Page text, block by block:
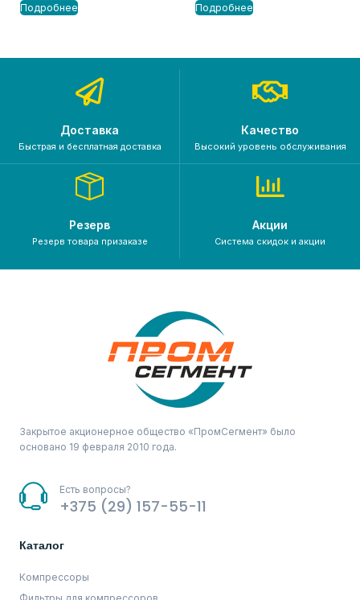
Подробнее Подробнее
Доставка
Быстрая и бесплатная доставка
Качество
Высокий уровень обслуживания
Резерв
Резерв товара призаказе
Акции
Система скидок и акции
Закрытое акционерное общество «ПромСегмент» было
основано 19 февраля 2010 года.
Есть вопросы?
+375 (29) 157-55-11
Каталог
Компрессоры